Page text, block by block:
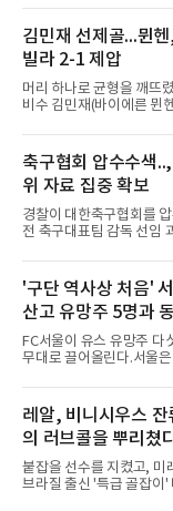
뽑혔다.이한범은 8일(한
의 얀 브레이덜 스타디온
크와의 2026-2027 벨기에
홈 경기에 선발로 나서 경
발 자체가 빨랐다. 2026 북
의 조별리그 3경기를 모두
대표팀 중앙 수비의 주축
선발로 곧장 투입돼 90분
완승에 힘을 보탰다.기록도
김민재 선제골...뮌
빌라 2-1 제압
머리 하나로 균형을 깨뜨
비수 김민재(바이에른 뮌
리에 힘을 보탰다.김민재
카이탁 스포츠파크에서
랜드)와의 친선경기에서
깨는 골을 넣었다. 톰 비쇼
린 프리킥에 묘하게 머리
며 골 그물을 흔들었다.흐
서 주장 완장을 차고 30여
로키로 교체됐다.분데스
뮌헨은 프리시즌 아시아
축구협회 압수수색
위 자료 집중 확보
경찰이 대한축구협회를
전 축구대표팀 감독 선임
비판이 홍 전 감독에게 집
은 다른 곳을 향한다. 성
과정에 부당함이 있었는
연합뉴스 취재를 종합하면
단 금융범죄수사대는 전
을 압수수색해 감독 선임
했다. 특히 감독 후보를 검
독을 1순위 후보로 정하고
의 최종 승인 경위를 살
'구단 역사상 처음'
산고 유망주 5명과
약...ACL2 겨냥
FC서울이 유스 유망주 다
무대로 끌어올린다.서울
다고 밝혔다. 한 번에 다섯
단 역사상 처음으로, 3학년
현·정현웅과 2학년 정하
성적이 배경이 됐다. 올 시
교 축구대회와 코리아풋
컵, K리그 U-17 챔피언십
기도 맞물렸다. 서울은 9
레알, 비니시우스 잔
의 러브콜을 뿌리쳤
붙잡을 선수를 지켰고, 미
브라질 출신 '특급 골잡이'